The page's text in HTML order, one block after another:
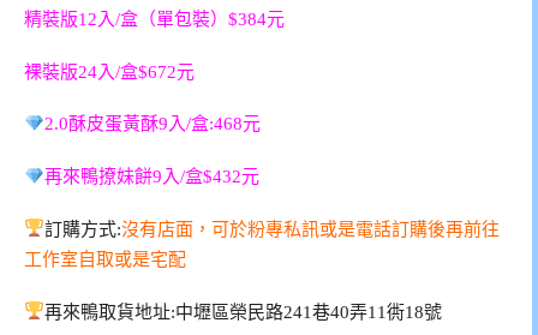
精裝版12入/盒（單包裝）$384元
裸裝版24入/盒$672元
2.0酥皮蛋黃酥9入/盒:468元
再來鴨撩妹餅9入/盒$432元
訂購方式:沒有店面，可於粉專私訊或是電話訂購後再前往
工作室自取或是宅配
再來鴨取貨地址:中壢區榮民路241巷40弄11衖18號